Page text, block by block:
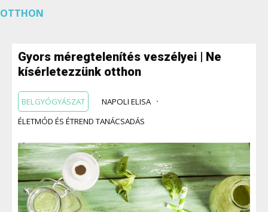
OTTHON
Gyors méregtelenítés veszélyei | Ne
kísérletezzünk otthon
BELGYÓGYÁSZAT
NAPOLI ELISA
ÉLETMÓD ÉS ÉTREND TANÁCSADÁS